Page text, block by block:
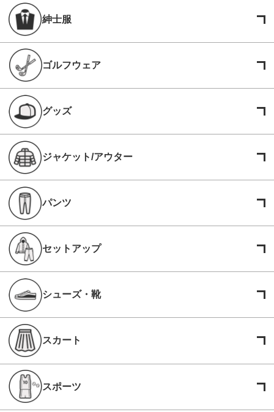
紳士服
ゴルフウェア
グッズ
ジャケット/アウター
パンツ
セットアップ
シューズ・靴
スカート
スポーツ